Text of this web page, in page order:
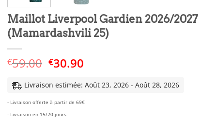
Maillot Liverpool Gardien 2026/2027
(Mamardashvili 25)
€59.00 Le
initial
était :
€59.00.
€30.90
actuel
est :
€30.90.
Livraison estimée: Août 23, 2026 - Août 28, 2026
- Livraison offerte à partir de 69€
- Livraison en 15/20 jours